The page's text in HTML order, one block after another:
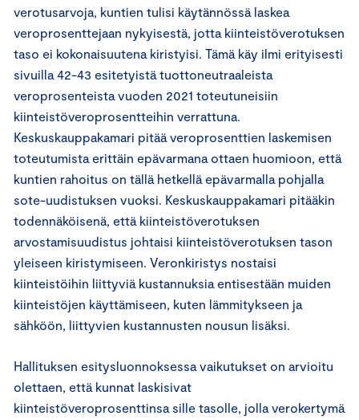
verotusarvoja, kuntien tulisi käytännössä laskea
veroprosenttejaan nykyisestä, jotta kiinteistöverotuksen
taso ei kokonaisuutena kiristyisi. Tämä käy ilmi erityisesti
sivuilla 42-43 esitetyistä tuottoneutraaleista
veroprosenteista vuoden 2021 toteutuneisiin
kiinteistöveroprosentteihin verrattuna.
Keskuskauppakamari pitää veroprosenttien laskemisen
toteutumista erittäin epävarmana ottaen huomioon, että
kuntien rahoitus on tällä hetkellä epävarmalla pohjalla
sote-uudistuksen vuoksi. Keskuskauppakamari pitääkin
todennäköisenä, että kiinteistöverotuksen
arvostamisuudistus johtaisi kiinteistöverotuksen tason
yleiseen kiristymiseen. Veronkiristys nostaisi
kiinteistöihin liittyviä kustannuksia entisestään muiden
kiinteistöjen käyttämiseen, kuten lämmitykseen ja
sähköön, liittyvien kustannusten nousun lisäksi.
Hallituksen esitysluonnoksessa vaikutukset on arvioitu
olettaen, että kunnat laskisivat
kiinteistöveroprosenttinsa sille tasolle, jolla verokertymä